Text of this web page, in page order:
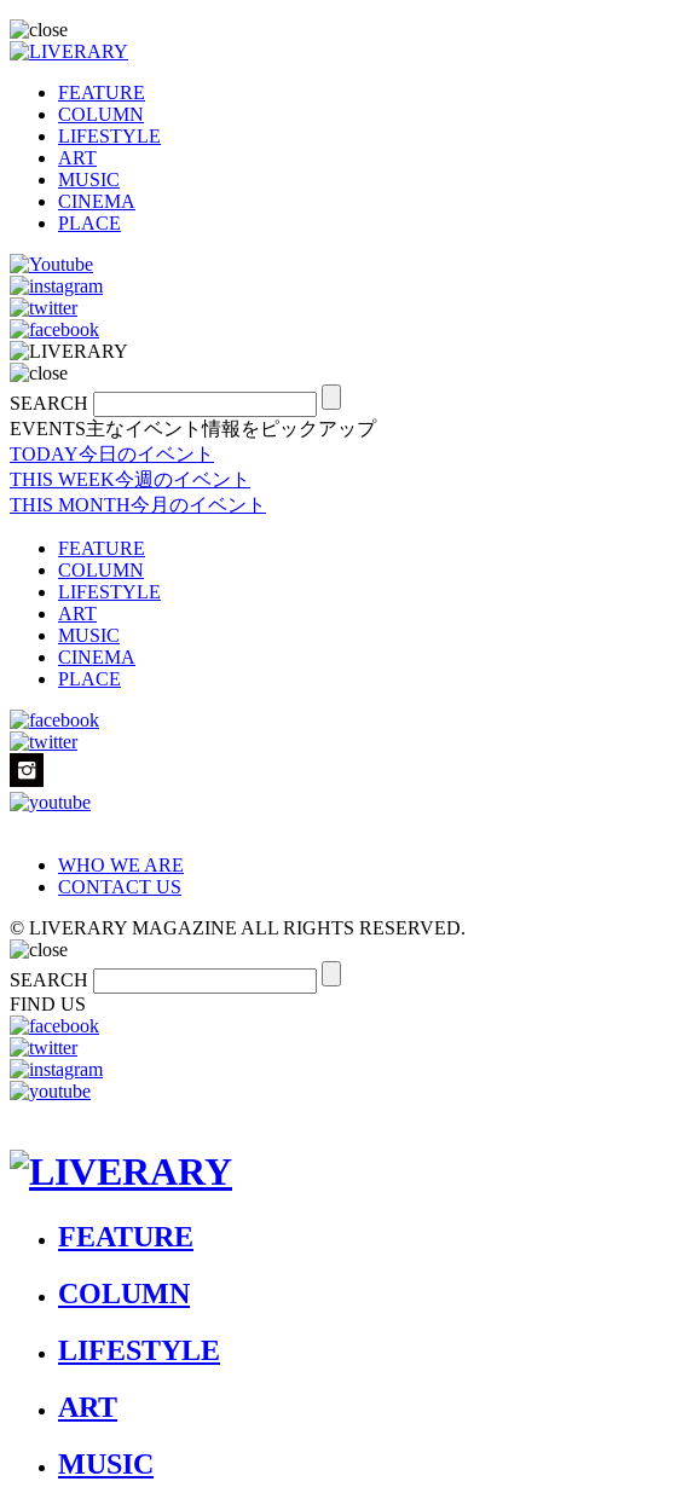
FEATURE
COLUMN
LIFESTYLE
ART
MUSIC
CINEMA
PLACE
SEARCH
EVENTS主なイベント情報をピックアップ
TODAY今日のイベント
THIS WEEK今週のイベント
THIS MONTH今月のイベント
FEATURE
COLUMN
LIFESTYLE
ART
MUSIC
CINEMA
PLACE
WHO WE ARE
CONTACT US
© LIVERARY MAGAZINE ALL RIGHTS RESERVED.
SEARCH
FIND US
FEATURE
COLUMN
LIFESTYLE
ART
MUSIC